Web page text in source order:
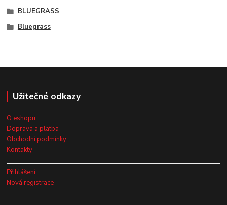
BLUEGRASS
Bluegrass
Užitečné odkazy
O eshopu
Doprava a platba
Obchodní podmínky
Kontakty
Přihlášení
Nová registrace